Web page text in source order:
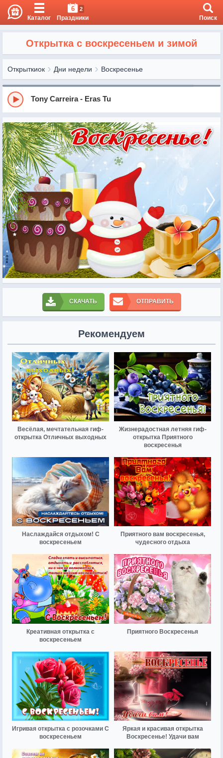
Каталог
6 2
Праздники Поиск
Открытка с воскресеньем и зимой
Открыткиок Дни недели Воскресенье
Tony Carreira - Eras Tu
СКАЧАТЬ ОТПРАВИТЬ
Рекомендуем
Весёлая, мечтательная гиф-
открытка Отличных выходных
Жизнерадостная летняя гиф-
открытка Приятного
воскресенья
Наслаждайся отдыхом! С
воскресеньем
Приятного вам воскресенья,
чудесного отдыха
Креативная открытка с
воскресеньем
Приятного Воскресенья
Игривая открытка с розочками С
воскресеньем
Яркая и красивая открытка
Воскресенье! Удачи вам